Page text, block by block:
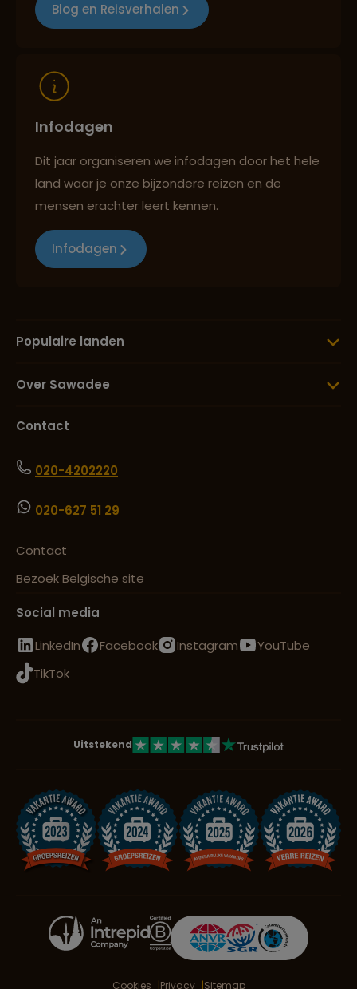
Blog en Reisverhalen
Infodagen
Dit jaar organiseren we infodagen door het hele
land waar je onze bijzondere reizen en de
mensen erachter leert kennen.
Infodagen
Populaire landen
Over Sawadee
Contact
020-4202220
020-627 51 29
Contact
Bezoek Belgische site
Social media
LinkedIn
Facebook Instagram
YouTube
TikTok
Uitstekend
Cookies Privacy Sitemap